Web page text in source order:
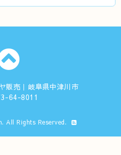
販売｜岐阜県中津川市
64-8011
. All Rights Reserved.